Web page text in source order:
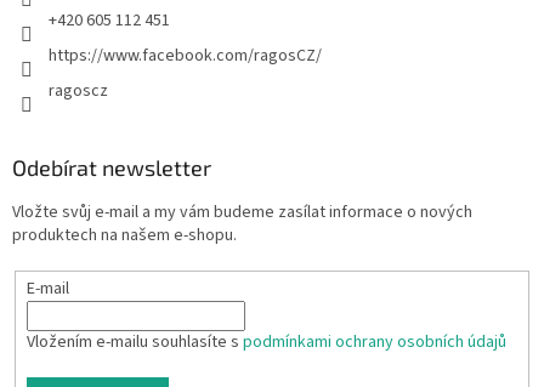
+420 605 112 451
https://www.facebook.com/ragosCZ/
ragoscz
Odebírat newsletter
Vložte svůj e-mail a my vám budeme zasílat informace o nových
produktech na našem e-shopu.
E-mail
Vložením e-mailu souhlasíte s podmínkami ochrany osobních údajů